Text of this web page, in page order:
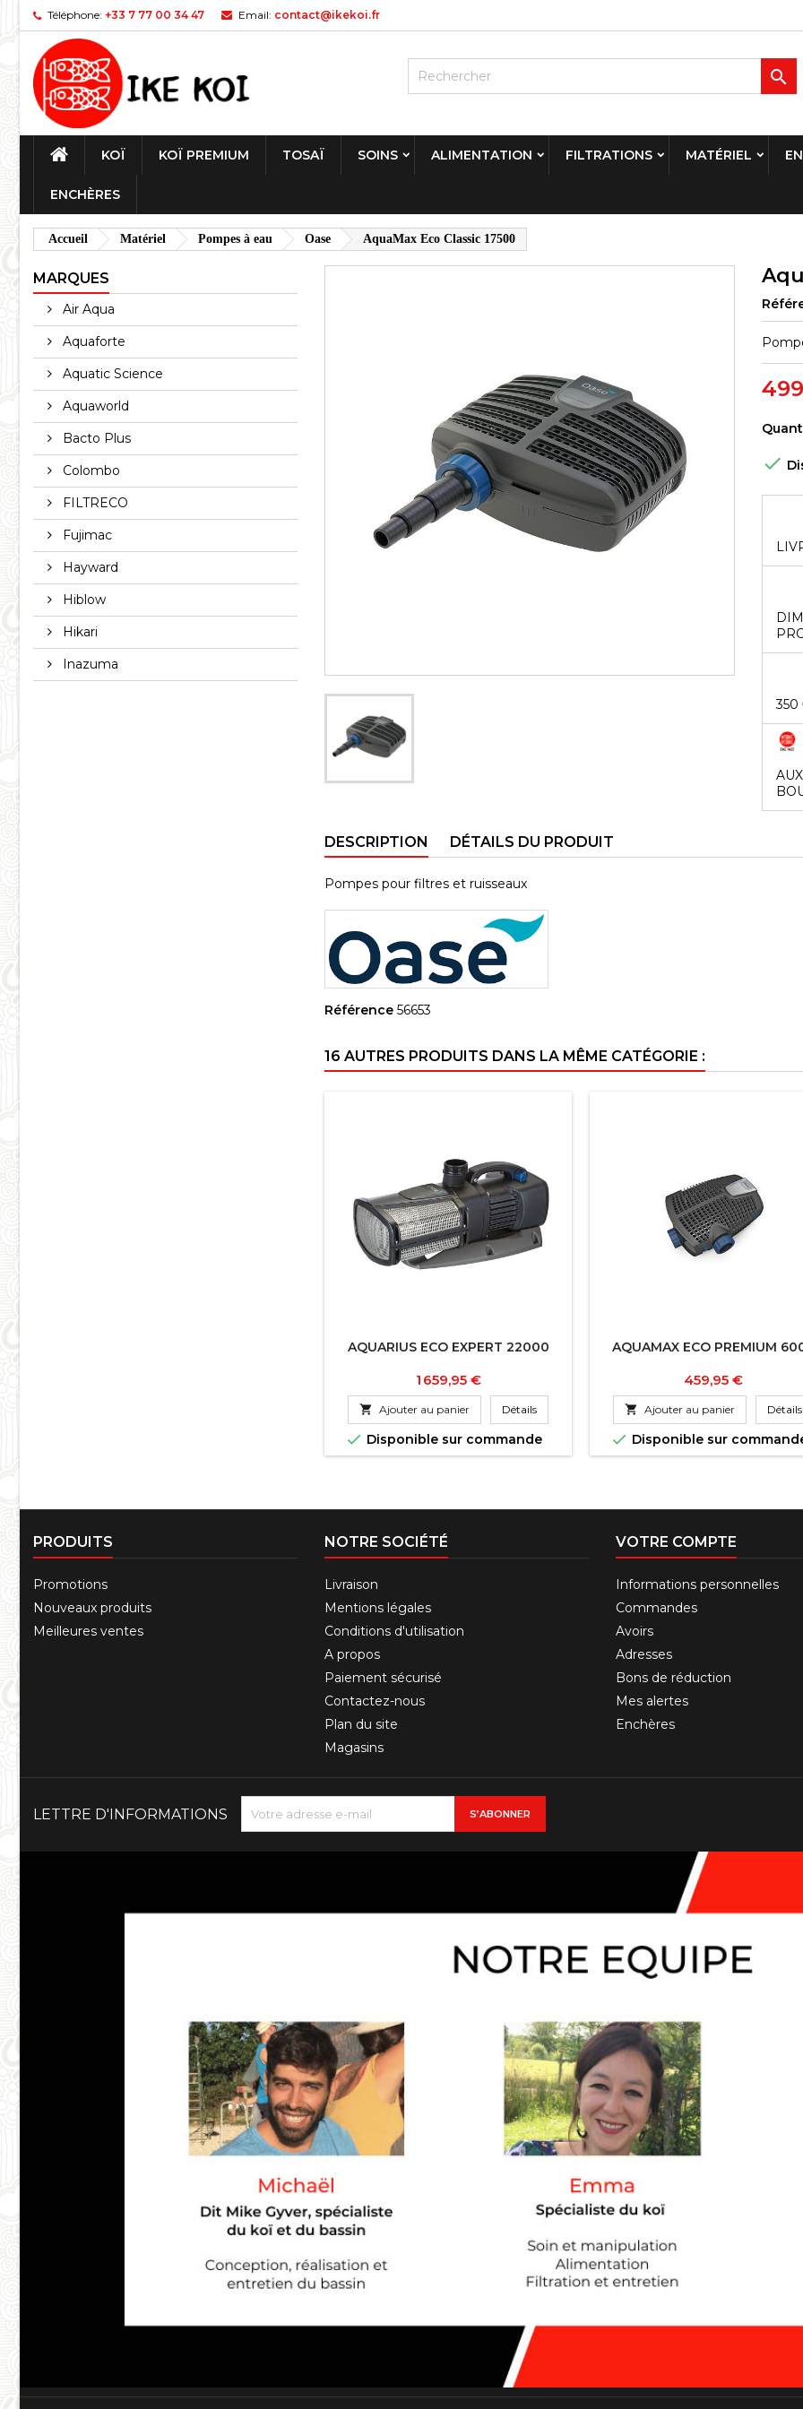
Téléphone: +33 7 77 00 34 47 Email: contact@ikekoi.fr

KOÏ KOÏ PREMIUM TOSAÏ SOINS ALIMENTATION FILTRATIONS MATÉRIEL
ENCHÈRES
Accueil Matériel Pompes à eau Oase AquaMax Eco Classic 17500
MARQUES
Air Aqua
Aquaforte
Aquatic Science
Aquaworld
Bacto Plus
Colombo
FILTRECO
Fujimac
Hayward
Hiblow
Hikari
Inazuma

350
DESCRIPTION DÉTAILS DU PRODUIT
Pompes pour filtres et ruisseaux
Référence 56653
16 AUTRES PRODUITS DANS LA MÊME CATÉGORIE :
AQUARIUS ECO EXPERT 22000
Prix
1 659,95 €
 Ajouter au panier Détails
 Disponible sur commande
AQUAMAX ECO PREMIUM
Prix
459,95 €
 Ajouter au panier Détails
 Disponible sur
PRODUITS
Promotions
Nouveaux produits
Meilleures ventes
NOTRE SOCIÉTÉ
Livraison
Mentions légales
Conditions d'utilisation
A propos
Paiement sécurisé
Contactez-nous
Plan du site
Magasins
VOTRE COMPTE
Informations personnelles
Commandes
Avoirs
Adresses
Bons de réduction
Mes alertes
Enchères
LETTRE D'INFORMATIONS